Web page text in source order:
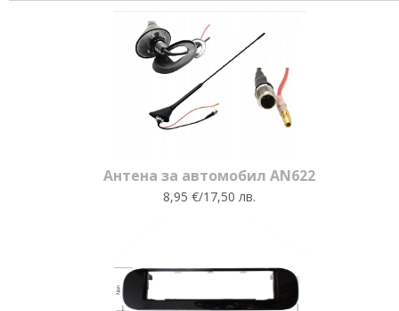
Антена за автомобил AN622
8,95 €/17,50 лв.